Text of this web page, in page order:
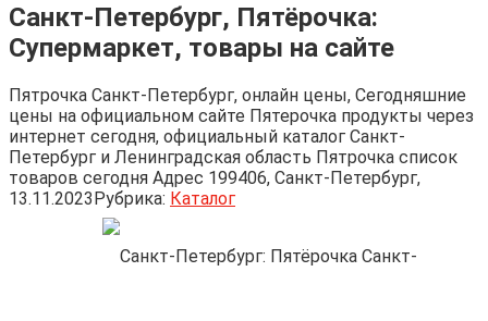
Санкт-Петербург, Пятёрочка:
Супермаркет, товары на сайте
Пятрочка Санкт-Петербург, онлайн цены, Сегодняшние
цены на официальном сайте Пятерочка продукты через
интернет сегодня, официальный каталог Санкт-
Петербург и Ленинградская область Пятрочка список
товаров сегодня Адрес 199406, Санкт-Петербург,
13.11.2023Рубрика: Каталог
Санкт-